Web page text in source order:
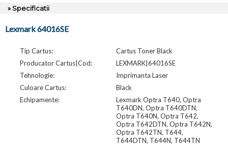
» Specificatii
Lexmark 64016SE
Tip Cartus:
Cartus Toner Black
Producator Cartus|Cod:
LEXMARK|64016SE
Tehnologie:
Imprimanta Laser
Culoare Cartus:
Black
Echipamente:
Lexmark Optra T640, Optra
T640DN, Optra T640DTN,
Optra T640N, Optra T642,
Optra T642DTN, Optra T642N,
Optra T642TN, T644,
T644DTN, T644N, T644TN